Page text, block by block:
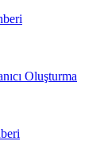
Oluşturma